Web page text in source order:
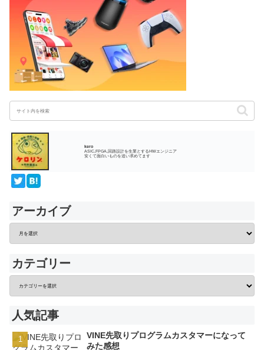
kero
ASIC,FPGA,回路設計を生業とするHWエンジニア
安くて面白いものを追い求めてます
アーカイブ
カテゴリー
人気記事
VINE先取りプログラムカスタマーになって
みた感想